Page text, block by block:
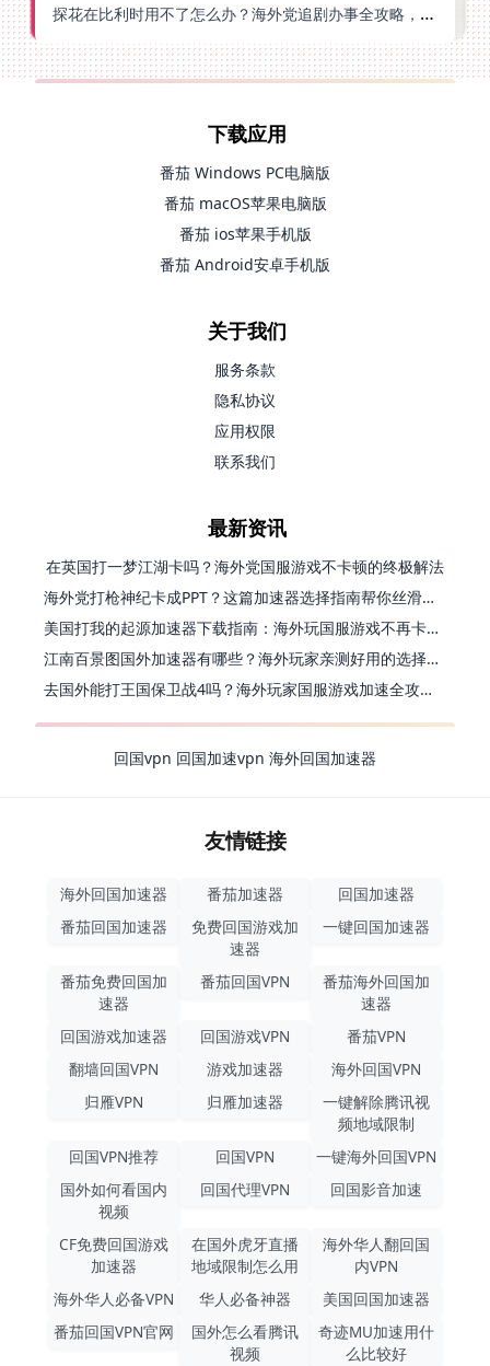
探花在比利时用不了怎么办？海外党追剧办事全攻略，选对加速器就够了
下载应用
番茄 Windows PC电脑版
番茄 macOS苹果电脑版
番茄 ios苹果手机版
番茄 Android安卓手机版
关于我们
服务条款
隐私协议
应用权限
联系我们
最新资讯
在英国打一梦江湖卡吗？海外党国服游戏不卡顿的终极解法
海外党打枪神纪卡成PPT？这篇加速器选择指南帮你丝滑上分
美国打我的起源加速器下载指南：海外玩国服游戏不再卡的终极方案
江南百景图国外加速器有哪些？海外玩家亲测好用的选择与避坑指南
去国外能打王国保卫战4吗？海外玩家国服游戏加速全攻略（附公主连结幻想江湖实测）
回国vpn 回国加速vpn 海外回国加速器
友情链接
海外回国加速器 番茄加速器
回国加速器
番茄回国加速器
免费回国游戏加
速器
一键回国加速器
番茄免费回国加
速器
番茄回国VPN
番茄海外回国加
速器
回国游戏加速器
回国游戏VPN
番茄VPN
翻墙回国VPN
游戏加速器
海外回国VPN
归雁VPN
归雁加速器
一键解除腾讯视
频地域限制
回国VPN推荐
回国VPN
一键海外回国VPN
国外如何看国内
视频
回国代理VPN 回国影音加速
CF免费回国游戏
加速器
在国外虎牙直播
地域限制怎么用
海外华人翻回国
内VPN
海外华人必备VPN
华人必备神器
美国回国加速器
番茄回国VPN官网
国外怎么看腾讯
视频
奇迹MU加速用什
么比较好